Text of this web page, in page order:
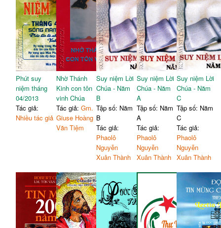
Phút suy
niệm tháng
04/2013
Tác giả:
Nhiều tác giả
Nhờ Thánh
Kinh con tôn
vinh Chúa
Tác giả: Gm.
Giuse Hoàng
Văn Tiệm
Suy niệm Lời
Chúa - Năm
B
Tập số: Năm
B
Tác giả:
Phaolô
Nguyễn
Xuân Thành
Suy niệm Lời
Chúa - Năm
A
Tập số: Năm
A
Tác giả:
Phaolô
Nguyễn
Xuân Thành
Suy niệm Lời
Chúa - Năm
C
Tập số: Năm
C
Tác giả:
Phaolô
Nguyễn
Xuân Thành